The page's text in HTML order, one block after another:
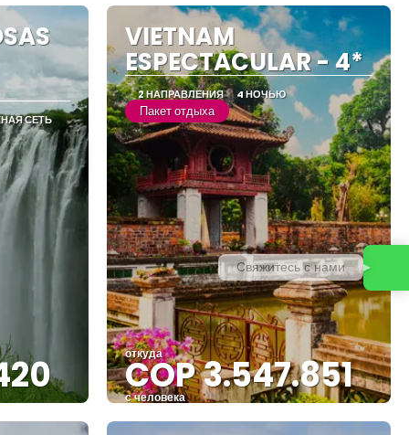
СЕТЬ
VIETNAM
ESPECTACULAR - 4*
2 НАПРАВЛЕНИЯ 4 НОЧЬЮ
Пакет отдыха
откуда
COP 3.547.851
с человека
Видеть
Свяжитесь с нами